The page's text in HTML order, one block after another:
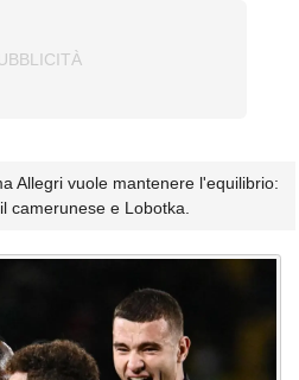
Allegri vuole mantenere l'equilibrio:
camerunese e Lobotka.